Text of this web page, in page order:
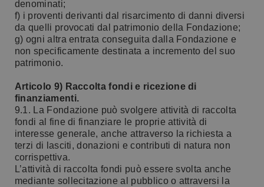
denominati;
f) i proventi derivanti dal risarcimento di danni diversi
da quelli provocati dal patrimonio della Fondazione;
g) ogni altra entrata conseguita dalla Fondazione e
non specificamente destinata a incremento del suo
patrimonio.
Articolo 9) Raccolta fondi e ricezione di
finanziamenti.
9.1. La Fondazione può svolgere attività di raccolta
fondi al fine di finanziare le proprie attività di
interesse generale, anche attraverso la richiesta a
terzi di lasciti, donazioni e contributi di natura non
corrispettiva.
L’attività di raccolta fondi può essere svolta anche
mediante sollecitazione al pubblico o attraversi la